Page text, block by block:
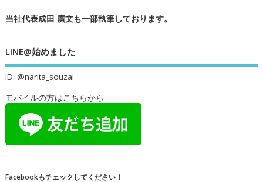
当社代表成田 廣文も一部執筆しております。
LINE@始めました
ID: @narita_souzai
モバイルの方はこちらから
Facebookもチェックしてください！